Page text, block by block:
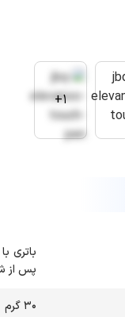
1+
پس از
۳۰ گرم